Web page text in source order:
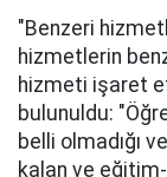
"Benzeri
hizmetlerin
hizmeti işaret
bulunuldu:
belli olmadığı
kalan ve